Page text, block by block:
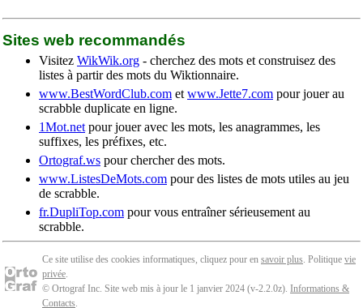
Sites web recommandés
Visitez WikWik.org - cherchez des mots et construisez des
listes à partir des mots du Wiktionnaire.
www.BestWordClub.com et www.Jette7.com pour jouer au
scrabble duplicate en ligne.
1Mot.net pour jouer avec les mots, les anagrammes, les
suffixes, les préfixes, etc.
Ortograf.ws pour chercher des mots.
www.ListesDeMots.com pour des listes de mots utiles au jeu
de scrabble.
fr.DupliTop.com pour vous entraîner sérieusement au
scrabble.
Ce site utilise des cookies informatiques, cliquez pour en savoir plus. Politique vie
privée.
© Ortograf Inc. Site web mis à jour le 1 janvier 2024 (v-2.2.0z). Informations &
Contacts.